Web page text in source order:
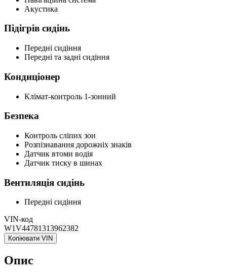
Акустика
Підігрів сидінь
Передні сидіння
Передні та задні сидіння
Кондиціонер
Клімат-контроль 1-зонний
Безпека
Контроль сліпих зон
Розпізнавання дорожніх знаків
Датчик втоми водія
Датчик тиску в шинах
Вентиляція сидінь
Передні сидіння
VIN-код
W1V44781313962382
Копіювати VIN
Опис